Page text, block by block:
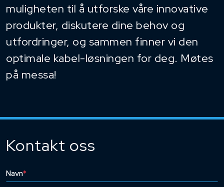
muligheten til å utforske våre innovative
produkter, diskutere dine behov og
utfordringer, og sammen finner vi den
optimale kabel-løsningen for deg. Møtes
på messa!
Kontakt oss
Navn*